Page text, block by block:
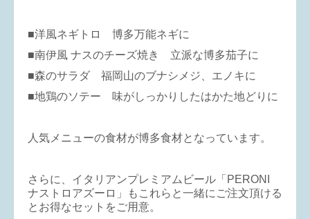
■洋風ネギトロ 博多万能ネギに
■南伊風 ナスのチーズ焼き 立派な博多茄子に
■森のサラダ 福岡山のブナシメジ、エノキに
■地鶏のソテー 味がしっかりしたはかた地どりに
人気メニューの食材が博多食材となっています。
さらに、イタリアンプレミアムビール「PERONI
ナストロアズーロ」もこれらと一緒にご注文頂ける
とお得なセットをご用意。